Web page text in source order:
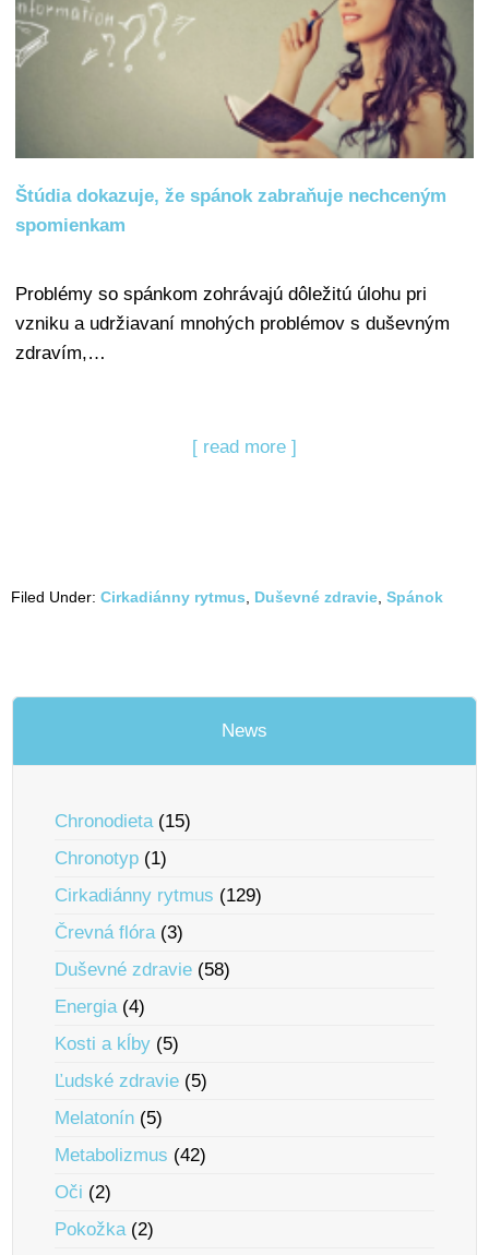
Štúdia dokazuje, že spánok zabraňuje nechceným
spomienkam
Problémy so spánkom zohrávajú dôležitú úlohu pri
vzniku a udržiavaní mnohých problémov s duševným
zdravím,…
[ read more ]
Filed Under: Cirkadiánny rytmus Duševné zdravie Spánok
News
Chronodieta(15)
Chronotyp (1)
Cirkadiánny rytmus (129)
Črevná flóra(3)
Duševné zdravie (58)
Energia(4)
Kosti a kĺby (5)
Ľudské zdravie (5)
Melatonín (5)
Metabolizmus (42)
Oči (2)
Pokožka(2)